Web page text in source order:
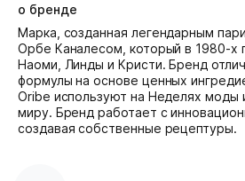
о бренде
Марка, созданная легендарным
Орбе Каналесом, который в 1980-х
Наоми, Линды и Кристи. Бренд
формулы на основе ценных
Oribe используют на Неделях моды
миру. Бренд работает с
создавая собственные рецептуры.